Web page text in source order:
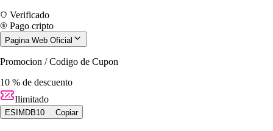
Verificado
Pago cripto
Pagina Web Oficial
Promocion / Codigo de Cupon
10 % de descuento
Ilimitado
ESIMDB10 Copiar